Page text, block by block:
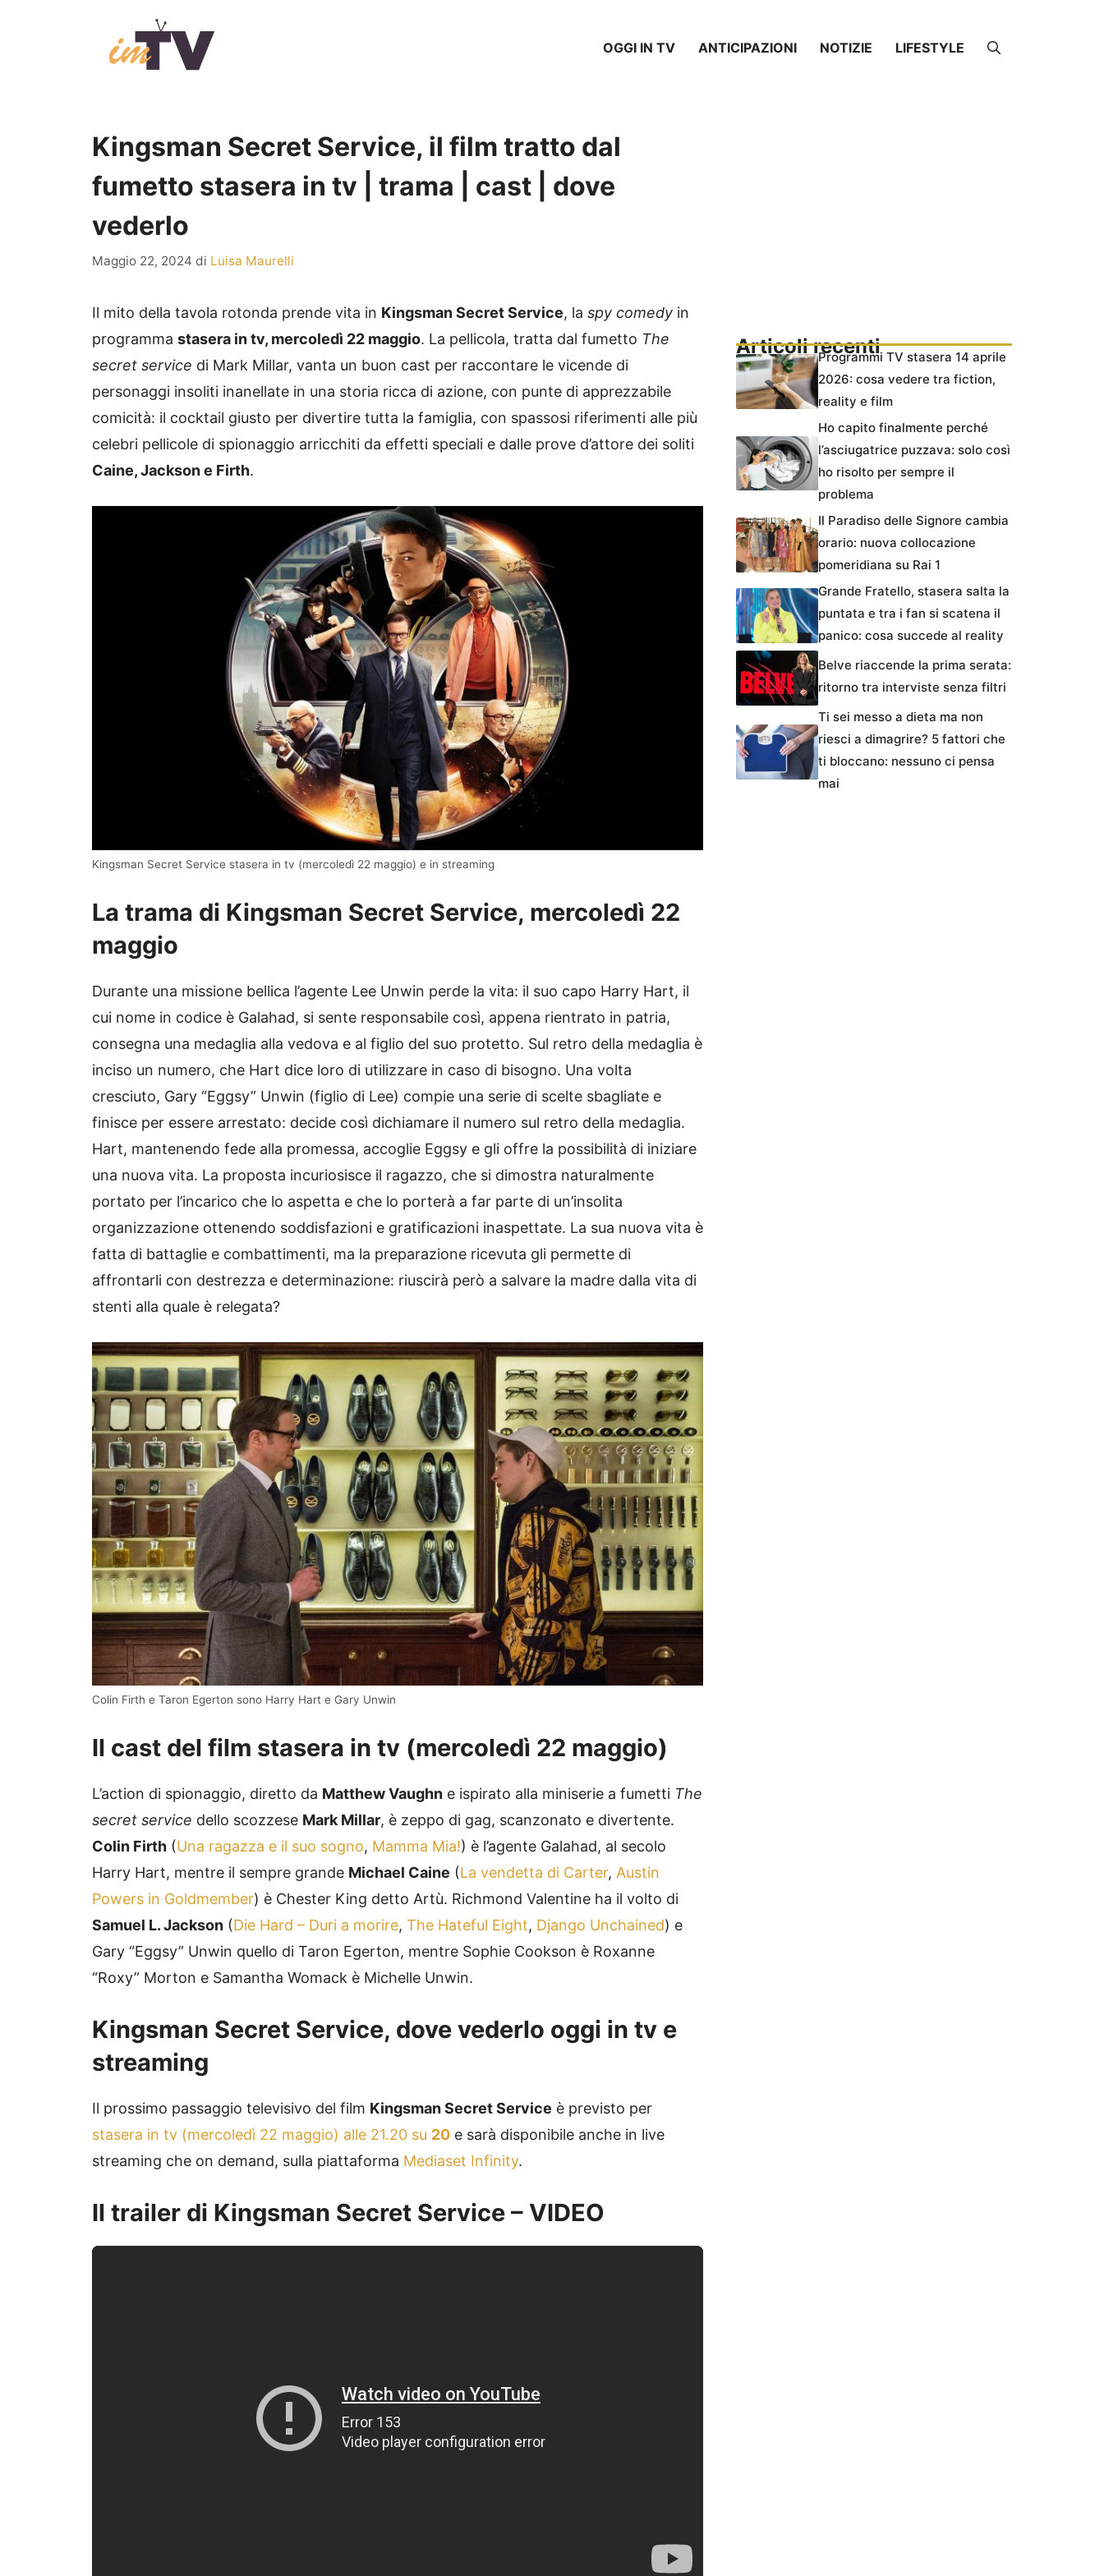
OGGI IN TV ANTICIPAZIONI NOTIZIE LIFESTYLE
Kingsman Secret Service, il film tratto dal
fumetto stasera in tv | trama | cast | dove
vederlo
Maggio 22, 2024 di Luisa Maurelli
Il mito della tavola rotonda prende vita in Kingsman Secret Service, la spy comedy in
programma stasera in tv, mercoledì 22 maggio. La pellicola, tratta dal fumetto The
secret service di Mark Millar, vanta un buon cast per raccontare le vicende di
personaggi insoliti inanellate in una storia ricca di azione, con punte di apprezzabile
comicità: il cocktail giusto per divertire tutta la famiglia, con spassosi riferimenti alle più
celebri pellicole di spionaggio arricchiti da effetti speciali e dalle prove d’attore dei soliti
Caine, Jackson e Firth.
Kingsman Secret Service stasera in tv (mercoledì 22 maggio) e in streaming
La trama di Kingsman Secret Service, mercoledì 22
maggio
Durante una missione bellica l’agente Lee Unwin perde la vita: il suo capo Harry Hart, il
cui nome in codice è Galahad, si sente responsabile così, appena rientrato in patria,
consegna una medaglia alla vedova e al figlio del suo protetto. Sul retro della medaglia è
inciso un numero, che Hart dice loro di utilizzare in caso di bisogno. Una volta
cresciuto, Gary “Eggsy” Unwin (figlio di Lee) compie una serie di scelte sbagliate e
finisce per essere arrestato: decide così dichiamare il numero sul retro della medaglia.
Hart, mantenendo fede alla promessa, accoglie Eggsy e gli offre la possibilità di iniziare
una nuova vita. La proposta incuriosisce il ragazzo, che si dimostra naturalmente
portato per l’incarico che lo aspetta e che lo porterà a far parte di un’insolita
organizzazione ottenendo soddisfazioni e gratificazioni inaspettate. La sua nuova vita è
fatta di battaglie e combattimenti, ma la preparazione ricevuta gli permette di
affrontarli con destrezza e determinazione: riuscirà però a salvare la madre dalla vita di
stenti alla quale è relegata?
Colin Firth e Taron Egerton sono Harry Hart e Gary Unwin
Il cast del film stasera in tv (mercoledì 22 maggio)
L’action di spionaggio, diretto da Matthew Vaughn e ispirato alla miniserie a fumetti The
secret service dello scozzese Mark Millar, è zeppo di gag, scanzonato e divertente.
Colin Firth (Una ragazza e il suo sogno, Mamma Mia!) è l’agente Galahad, al secolo
Harry Hart, mentre il sempre grande Michael Caine (La vendetta di Carter, Austin
Powers in Goldmember) è Chester King detto Artù. Richmond Valentine ha il volto di
Samuel L. Jackson (Die Hard – Duri a morire, The Hateful Eight, Django Unchained) e
Gary “Eggsy” Unwin quello di Taron Egerton, mentre Sophie Cookson è Roxanne
“Roxy” Morton e Samantha Womack è Michelle Unwin.
Kingsman Secret Service, dove vederlo oggi in tv e
streaming
Il prossimo passaggio televisivo del film Kingsman Secret Service è previsto per
stasera in tv (mercoledì 22 maggio) alle 21.20 su 20 e sarà disponibile anche in live
streaming che on demand, sulla piattaforma Mediaset Infinity.
Il trailer di Kingsman Secret Service – VIDEO
Articoli recentiProgrammi TV stasera 14 aprile
2026: cosa vedere tra fiction,
reality e film
Ho capito finalmente perché
l’asciugatrice puzzava: solo così
ho risolto per sempre il
problema
Il Paradiso delle Signore cambia
orario: nuova collocazione
pomeridiana su Rai 1
Grande Fratello, stasera salta la
puntata e tra i fan si scatena il
panico: cosa succede al reality
Belve riaccende la prima serata:
ritorno tra interviste senza filtri
Ti sei messo a dieta ma non
riesci a dimagrire? 5 fattori che
ti bloccano: nessuno ci pensa
mai